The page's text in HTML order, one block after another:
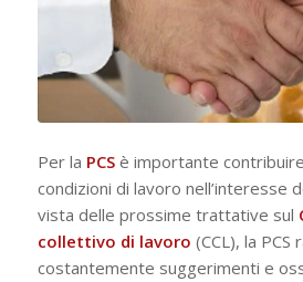
Per la PCSè importante
condizioni di lavoro nell’interesse
vista delle prossime trattative sul
collettivo di lavoro (CCL), la PCS
costantemente suggerimenti e